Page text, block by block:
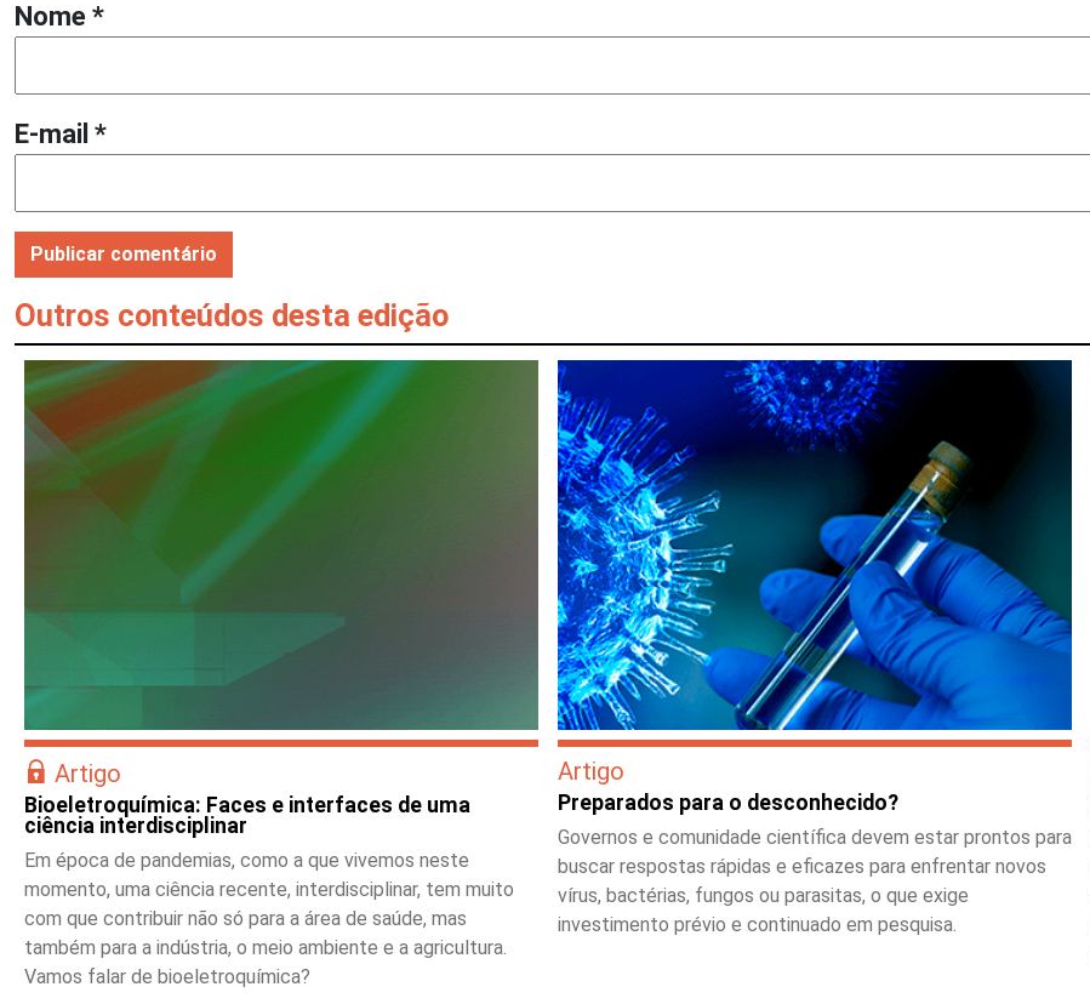
Nome *
E-mail *
Outros conteúdos desta edição
Artigo
Bioeletroquímica: Faces e interfaces de uma
ciência interdisciplinar
Em época de pandemias, como a que vivemos neste
momento, uma ciência recente, interdisciplinar, tem muito
com que contribuir não só para a área de saúde, mas
também para a indústria, o meio ambiente e a agricultura.
Vamos falar de bioeletroquímica?
Artigo
Preparados para o desconhecido?
Governos e comunidade científica devem estar prontos para
buscar respostas rápidas e eficazes para enfrentar novos
vírus, bactérias, fungos ou parasitas, o que exige
investimento prévio e continuado em pesquisa.